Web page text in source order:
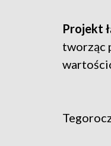
Projekt
tworząc